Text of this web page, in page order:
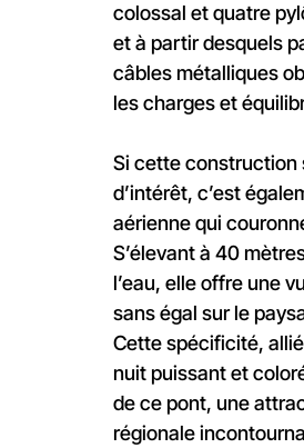
colossal et quatre
et à partir desquels
câbles métalliques
les charges et
Si cette construction
d’intérêt, c’est
aérienne qui
S’élevant à 40
l’eau, elle offre une
sans égal sur le
Cette spécificité,
nuit puissant et
de ce pont, une
régionale